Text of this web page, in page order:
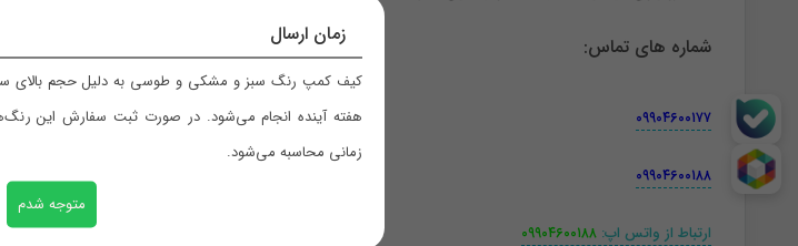
زمان ارسال
کیف کمپ رنگ سبز و مشکی و طوسی به دلیل حجم بالای
هفته آینده انجام می‌شود. در صورت ثبت سفارش این
زمانی محاسبه می‌شود.
متوجه شدم
شماره های تماس:
۰۹۹۰۴۶۰۰۱۷۷
۰۹۹۰۴۶۰۰۱۸۸
ارتباط از واتس اپ: ۰۹۹۰۴۶۰۰۱۸۸